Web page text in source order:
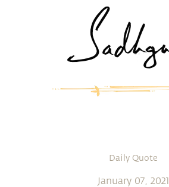
Daily Quote
January 07, 2021